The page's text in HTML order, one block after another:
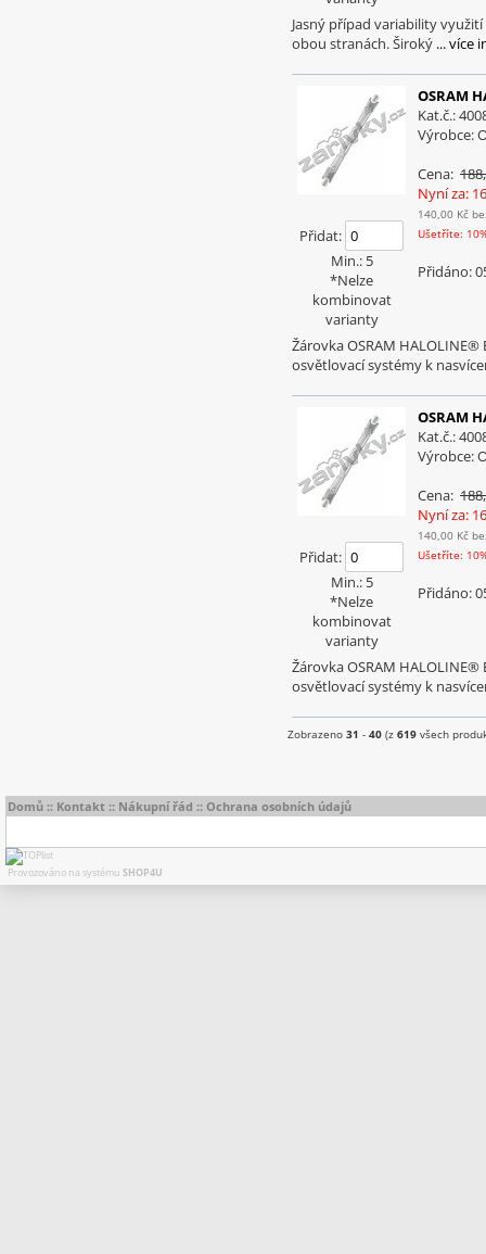
Jasný případ variability
obou stranách. Široký ... více
Přidat:
Min.: 5
*Nelze
kombinovat
varianty
OSRAM
Kat.č.:
Výrobce:
Cena:
Nyní za:
140,00 Kč
Ušetříte:
Přidáno:
Žárovka OSRAM
osvětlovací systémy k
Přidat:
Min.: 5
*Nelze
kombinovat
varianty
OSRAM
Kat.č.:
Výrobce:
Cena:
Nyní za:
140,00 Kč
Ušetříte:
Přidáno:
Žárovka OSRAM
osvětlovací systémy k
Zobrazeno 31 - 40 (z 619 všech
Domů :: Kontakt :: Nákupní řád :: Ochrana osobních údajů
Provozováno na systému SHOP4U